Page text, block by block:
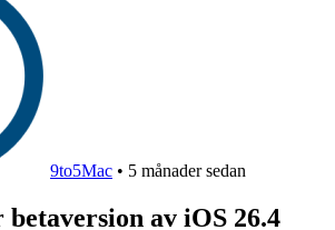
9to5Mac • 5 månader sedan
betaversion av iOS 26.4